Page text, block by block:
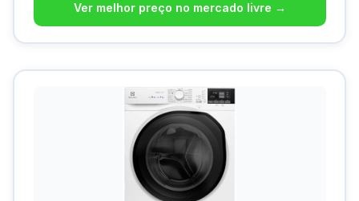
Ver melhor preço no mercado livre →